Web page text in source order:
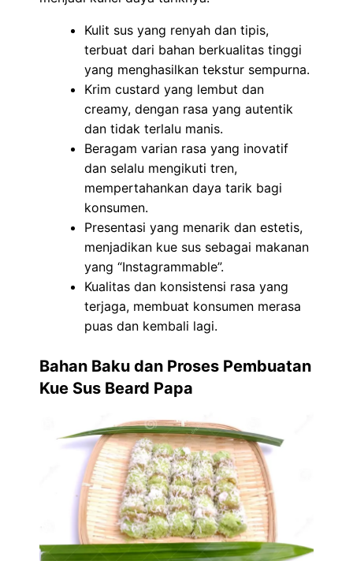
Kulit sus yang renyah dan tipis,
terbuat dari bahan berkualitas tinggi
yang menghasilkan tekstur sempurna.
Krim custard yang lembut dan
creamy, dengan rasa yang autentik
dan tidak terlalu manis.
Beragam varian rasa yang inovatif
dan selalu mengikuti tren,
mempertahankan daya tarik bagi
konsumen.
Presentasi yang menarik dan estetis,
menjadikan kue sus sebagai makanan
yang “Instagrammable”.
Kualitas dan konsistensi rasa yang
terjaga, membuat konsumen merasa
puas dan kembali lagi.
Bahan Baku dan Proses Pembuatan
Kue Sus Beard Papa